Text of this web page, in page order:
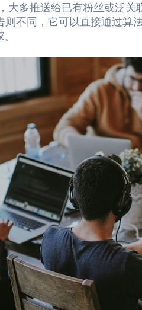
大多推送给已有粉丝或泛
则不同，它可以直接通过算
。